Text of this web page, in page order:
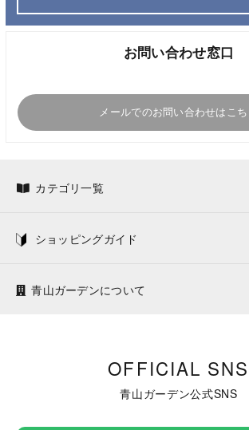
お問い合わせ窓口
メールでのお問い合わせはこち
カテゴリ一覧
ショッピングガイド
青山ガーデンについて
OFFICIAL SNS
青山ガーデン公式SNS